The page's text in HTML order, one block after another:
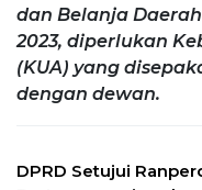
dan Belanja
2023, diperlukan
(KUA) yang
dengan dewan.
DPRD Setujui